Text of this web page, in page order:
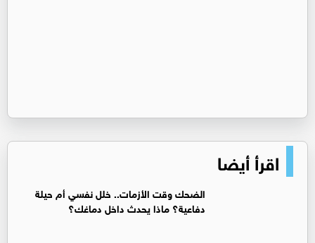
اقرأ أيضا
الضحك وقت الأزمات.. خلل نفسي أم حيلة
دفاعية؟ ماذا يحدث داخل دماغك؟